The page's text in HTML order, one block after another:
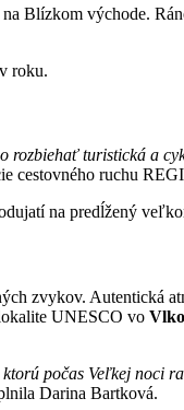
Blízkom východe.
roku.
rozbiehať turistická a
cestovného ruchu
na predĺžený
zvykov. Autentická
UNESCO vo
počas Veľkej noci
Darina Bartková.